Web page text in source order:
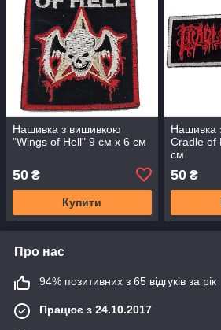
Нашивка з вишивкою
"Wings of Hell" 9 см х 6 см
50 ₴
Купити
Нашивка
Cradle of
см
50₴
Про нас
94% позитивних з 65 відгуків за рік
Працює з 24.10.2017